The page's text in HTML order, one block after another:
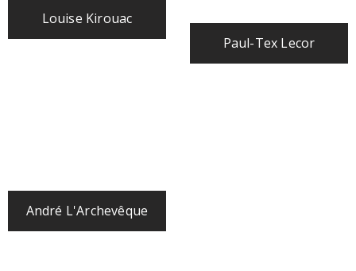
Louise Kirouac
Paul-Tex Lecor
André L'Archevêque